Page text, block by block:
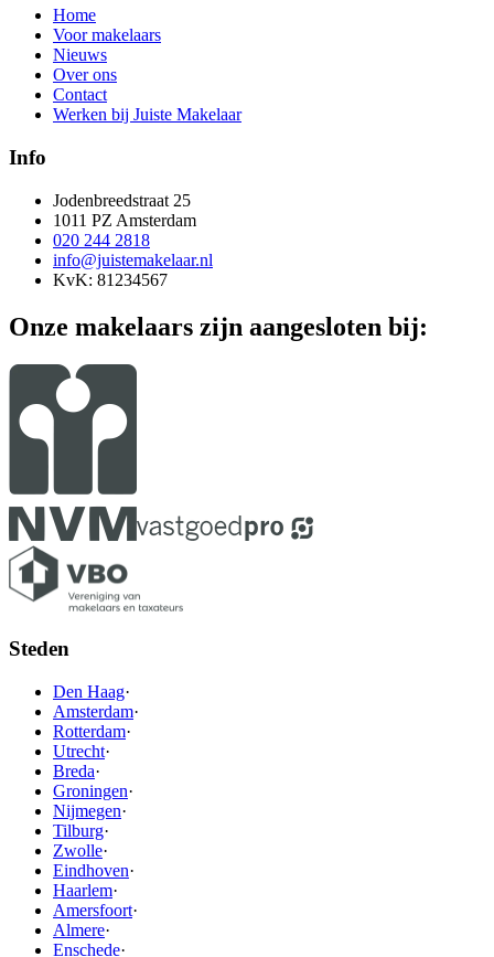
Home
Voor makelaars
Nieuws
Over ons
Contact
Werken bij Juiste Makelaar
Info
Jodenbreedstraat 25
1011 PZ Amsterdam
020 244 2818
info@juistemakelaar.nl
KvK: 81234567
Onze makelaars zijn aangesloten bij:
Steden
Den Haag·
Amsterdam·
Rotterdam·
Utrecht·
Breda·
Groningen·
Nijmegen·
Tilburg·
Zwolle·
Eindhoven·
Haarlem·
Amersfoort·
Almere·
Enschede·